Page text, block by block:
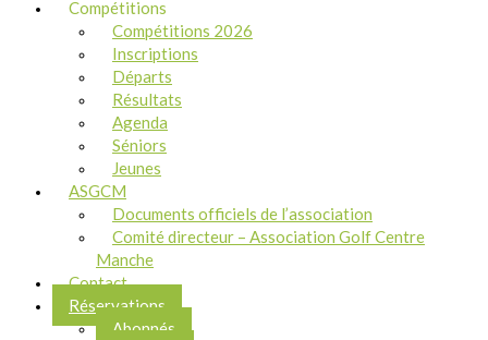
Compétitions
Compétitions 2026
Inscriptions
Départs
Résultats
Agenda
Séniors
Jeunes
ASGCM
Documents officiels de l’association
Comité directeur – Association Golf Centre
Manche
Contact
Réservations
Abonnés